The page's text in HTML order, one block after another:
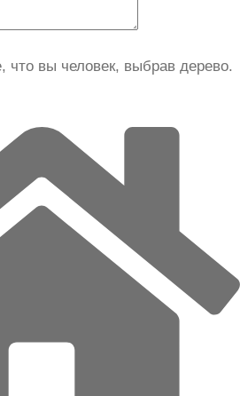
что вы человек, выбрав дерево.